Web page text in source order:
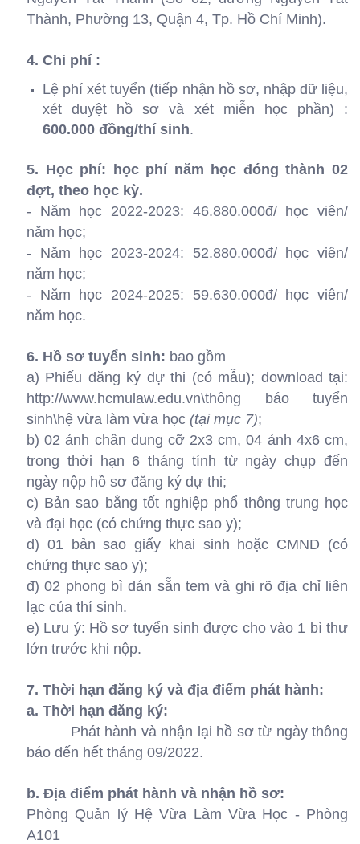
Thành, Phường 13, Quận 4, Tp. Hồ Chí Minh).
4. Chi phí :
Lệ phí xét tuyển (tiếp nhận hồ sơ, nhập dữ liệu,
xét duyệt hồ sơ và xét miễn học phần) :
600.000 đồng/thí sinh.
5. Học phí: học phí năm học đóng thành 02
đợt, theo học kỳ.
- Năm học 2022-2023: 46.880.000đ/ học viên/
năm học;
- Năm học 2023-2024: 52.880.000đ/ học viên/
năm học;
- Năm học 2024-2025: 59.630.000đ/ học viên/
năm học.
6. Hồ sơ tuyển sinh: bao gồm
a) Phiếu đăng ký dự thi (có mẫu); download tại:
http://www.hcmulaw.edu.vn\thông báo tuyển
sinh\hệ vừa làm vừa học (tại mục 7);
b) 02 ảnh chân dung cỡ 2x3 cm, 04 ảnh 4x6 cm,
trong thời hạn 6 tháng tính từ ngày chụp đến
ngày nộp hồ sơ đăng ký dự thi;
c) Bản sao bằng tốt nghiệp phổ thông trung học
và đại học (có chứng thực sao y);
d) 01 bản sao giấy khai sinh hoặc CMND (có
chứng thực sao y);
đ) 02 phong bì dán sẵn tem và ghi rõ địa chỉ liên
lạc của thí sinh.
e) Lưu ý: Hồ sơ tuyển sinh được cho vào 1 bì thư
lớn trước khi nộp.
7. Thời hạn đăng ký và địa điểm phát hành:
a. Thời hạn đăng ký:
Phát hành và nhận lại hồ sơ từ ngày thông
báo đến hết tháng 09/2022.
b. Địa điểm phát hành và nhận hồ sơ:
Phòng Quản lý Hệ Vừa Làm Vừa Học - Phòng
A101